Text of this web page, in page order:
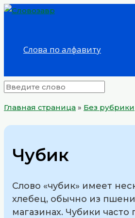
Перейти
Слова по алфавиту
Главная страница » Без рубрики
Чубик
Слово «чубик» имеет
хлебец, обычно из
магазинах. Чубики